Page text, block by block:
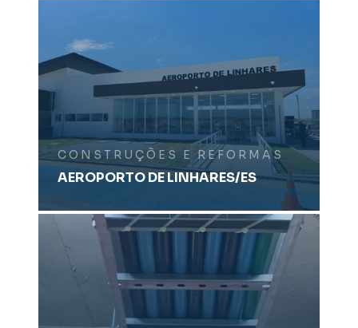
CONSTRUÇÕES E REFORMAS
AEROPORTO DE LINHARES/ES